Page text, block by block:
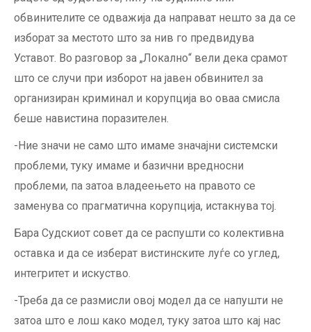
обвинителите се одважија да направат нешто за да се
изборат за местото што за нив го предвидува
Уставот. Во разговор за „Локално“ вели дека срамот
што се случи при изборот на јавен обвинител за
организиран криминал и корупција во оваа смисла
беше навистина поразителен.
-Ние значи не само што имаме значајни системски
проблеми, туку имаме и базични вредносни
проблеми, па затоа владеењето на правото се
заменува со прагматична корупција, истакнува тој.
Бара Судскиот совет да се распушти со колективна
оставка и да се изберат вистинските луѓе со углед,
интегритет и искуство.
-Треба да се размисли овој модел да се напушти не
затоа што е лош како модел, туку затоа што кај нас